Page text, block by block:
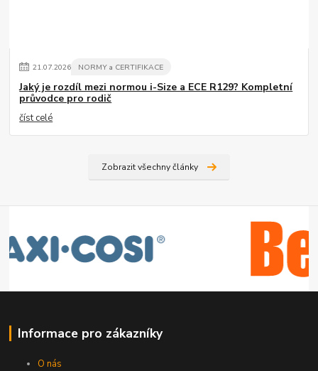
21.07.2026 NORMY a CERTIFIKACE
Jaký je rozdíl mezi normou i-Size a ECE R129? Kompletní
průvodce pro rodič
číst celé
Zobrazit všechny články
Informace pro zákazníky
O nás